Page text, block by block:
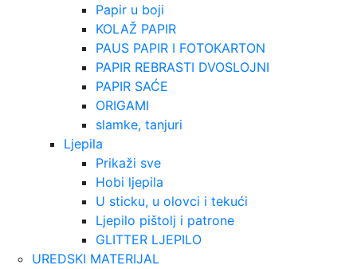
Papir u boji
KOLAŽ PAPIR
PAUS PAPIR I FOTOKARTON
PAPIR REBRASTI DVOSLOJNI
PAPIR SAĆE
ORIGAMI
slamke, tanjuri
Ljepila
Prikaži sve
Hobi ljepila
U sticku, u olovci i tekući
Ljepilo pištolj i patrone
GLITTER LJEPILO
UREDSKI MATERIJAL